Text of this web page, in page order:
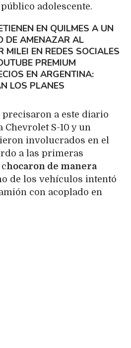
adolescente.
EN QUILMES A UN
DE AMENAZAR AL
MILEI EN REDES SOCIALES
PREMIUM
EN ARGENTINA:
LOS PLANES
a este diario
Chevrolet S-10 y un
involucrados en el
a las primeras
hocaron de manera
de los vehículos intentó
con acoplado en